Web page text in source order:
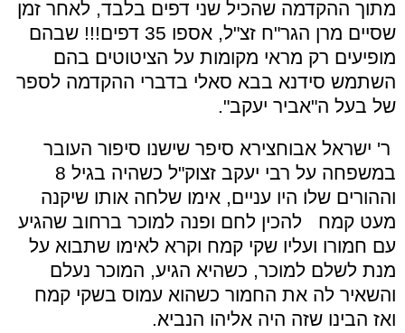
מתוך ההקדמה שהכיל שני דפים בלבד, לאחר זמן
שסיים מרן הגר"ח זצ"ל, אספו 35 דפים!!! שבהם
מופיעים רק מראי מקומות על הציטוטים בהם
השתמש סידנא בבא סאלי בדברי ההקדמה לספר
של בעל ה"אביר יעקב".
ר' ישראל אבוחצירא סיפר שישנו סיפור העובר
במשפחה על רבי יעקב זצוק"ל כשהיה בגיל 8
וההורים שלו היו עניים, אימו שלחה אותו שיקנה
מעט קמח להכין לחם ופנה למוכר ברחוב שהגיע
עם חמורו ועליו שקי קמח וקרא לאימו שתבוא על
מנת לשלם למוכר, כשהיא הגיע, המוכר נעלם
והשאיר לה את החמור כשהוא עמוס בשקי קמח
ואז הבינו שזה היה אליהו הנביא.